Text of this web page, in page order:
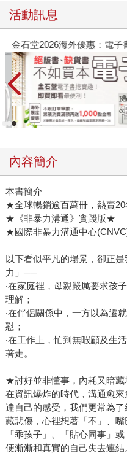
活動訊息
金石堂2026海外優惠：電子
內容簡介
本書簡介
★全球暢銷逾百萬冊，熱賣
★《非暴力溝通》實踐版★
★國際非暴力溝通中心
以下看似平凡的場景，卻正
力」──
‧在家庭裡，母親嚴厲要求孩
理解；
‧在伴侶關係中，一方以為遷
懟；
‧在工作上，忙到無暇顧及生
著走。
★討好並非懂事，內耗又暗藏
在資訊爆炸的時代，溝通愈
達自己的感受，我們更常為
藏悲傷，心裡想著「不」、
「乖孩子」、「貼心同事」
便漸漸和真實的自己失去連結